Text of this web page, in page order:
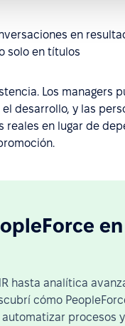
en
solo en títulos
Los managers
desarrollo, y las
reales en lugar de
en
hasta analítica
cómo
automatizar procesos